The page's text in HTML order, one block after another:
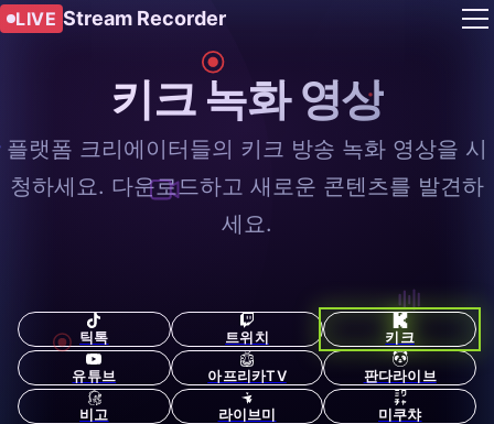
LIVE Stream Recorder
키크 녹화 영상
플랫폼 크리에이터들의 키크 방송 녹화 영상을 시
청하세요. 다운로드하고 새로운 콘텐츠를 발견하
세요.
틱톡 트위치 키크
유튜브 아프리카TV 판다라이브
비고 라이브미 미쿠챠